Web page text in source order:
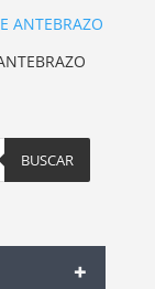
BUSCAR
+